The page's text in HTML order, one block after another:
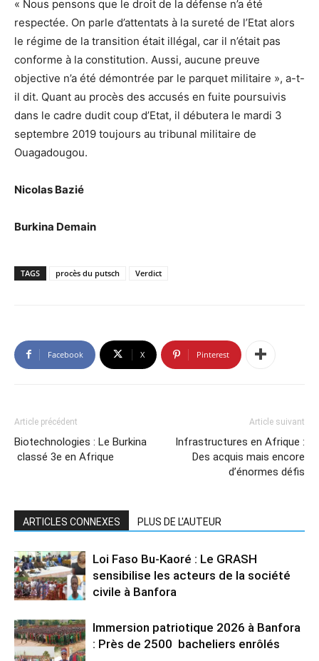
« Nous pensons que le droit de la défense n’a été
respectée. On parle d’attentats à la sureté de l’Etat alors
le régime de la transition était illégal, car il n’était pas
conforme à la constitution. Aussi, aucune preuve
objective n’a été démontrée par le parquet militaire », a-t-
il dit. Quant au procès des accusés en fuite poursuivis
dans le cadre dudit coup d’Etat, il débutera le mardi 3
septembre 2019 toujours au tribunal militaire de
Ouagadougou.
Nicolas Bazié
Burkina Demain
TAGS procès du putsch Verdict
Facebook X Pinterest
Article précédent
Biotechnologies : Le Burkina
classé 3e en Afrique
Article suivant
Infrastructures en Afrique :
Des acquis mais encore
d’énormes défis
ARTICLES CONNEXES PLUS DE L'AUTEUR
Loi Faso Bu-Kaoré : Le GRASH
sensibilise les acteurs de la société
civile à Banfora
Immersion patriotique 2026 à Banfora
: Près de 2500 bacheliers enrôlés